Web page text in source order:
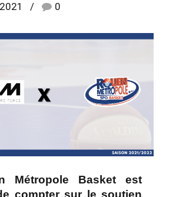
0
Métropole Basket est